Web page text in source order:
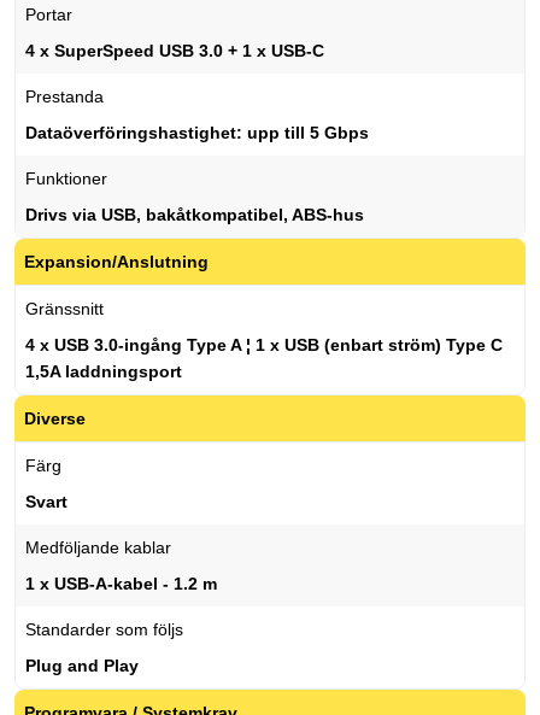
Portar
4 x SuperSpeed USB 3.0 + 1 x USB-C
Prestanda
Dataöverföringshastighet: upp till 5 Gbps
Funktioner
Drivs via USB, bakåtkompatibel, ABS-hus
Expansion/Anslutning
Gränssnitt
4 x USB 3.0-ingång Type A ¦ 1 x USB (enbart ström) Type C
1,5A laddningsport
Diverse
Färg
Svart
Medföljande kablar
1 x USB-A-kabel - 1.2 m
Standarder som följs
Plug and Play